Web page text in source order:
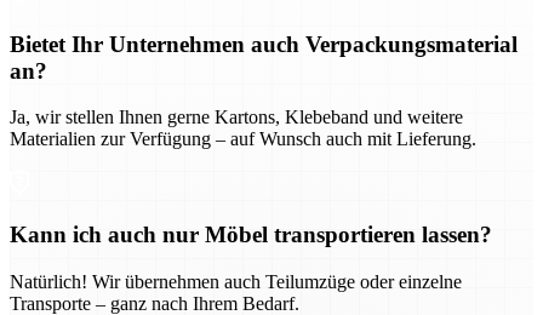
Bietet Ihr Unternehmen auch Verpackungsmaterial
an?
Ja, wir stellen Ihnen gerne Kartons, Klebeband und weitere
Materialien zur Verfügung – auf Wunsch auch mit Lieferung.
Kann ich auch nur Möbel transportieren lassen?
Natürlich! Wir übernehmen auch Teilumzüge oder einzelne
Transporte – ganz nach Ihrem Bedarf.